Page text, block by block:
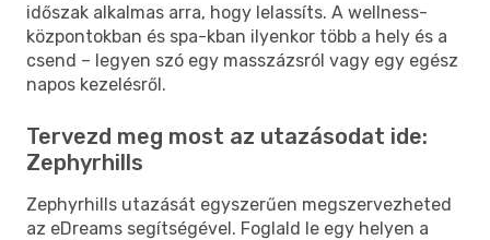
időszak alkalmas arra, hogy lelassíts. A wellness-
központokban és spa-kban ilyenkor több a hely és a
csend – legyen szó egy masszázsról vagy egy egész
napos kezelésről.
Tervezd meg most az utazásodat ide:
Zephyrhills
Zephyrhills utazását egyszerűen megszervezheted
az eDreams segítségével. Foglald le egy helyen a